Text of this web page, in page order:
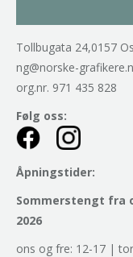
Tollbugata 24,0157
ng@norske-
org.nr. 971 435 828
Følg oss:
Åpningstider:
Sommerstengt fra
2026
ons og fre: 12-17 |